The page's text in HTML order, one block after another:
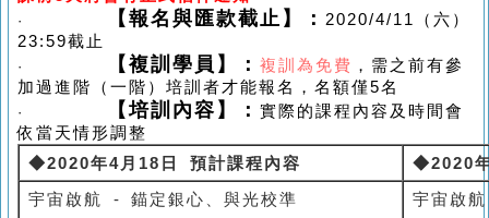
· 【報名與匯款截止】：2020/4/11（六 ）
23:59截止
· 【複訓學員】：複訓為免費 ，需之前有參
加過進階（ 一階 ） 培訓者才能報名，名額僅5名
· 【培訓內容】：實際的課程內容及時間會
依當天情形調整
◆2020年4月18日 預計課程內容 ◆2020
宇宙啟航 - 錨定銀心、與光校準
宇宙啟